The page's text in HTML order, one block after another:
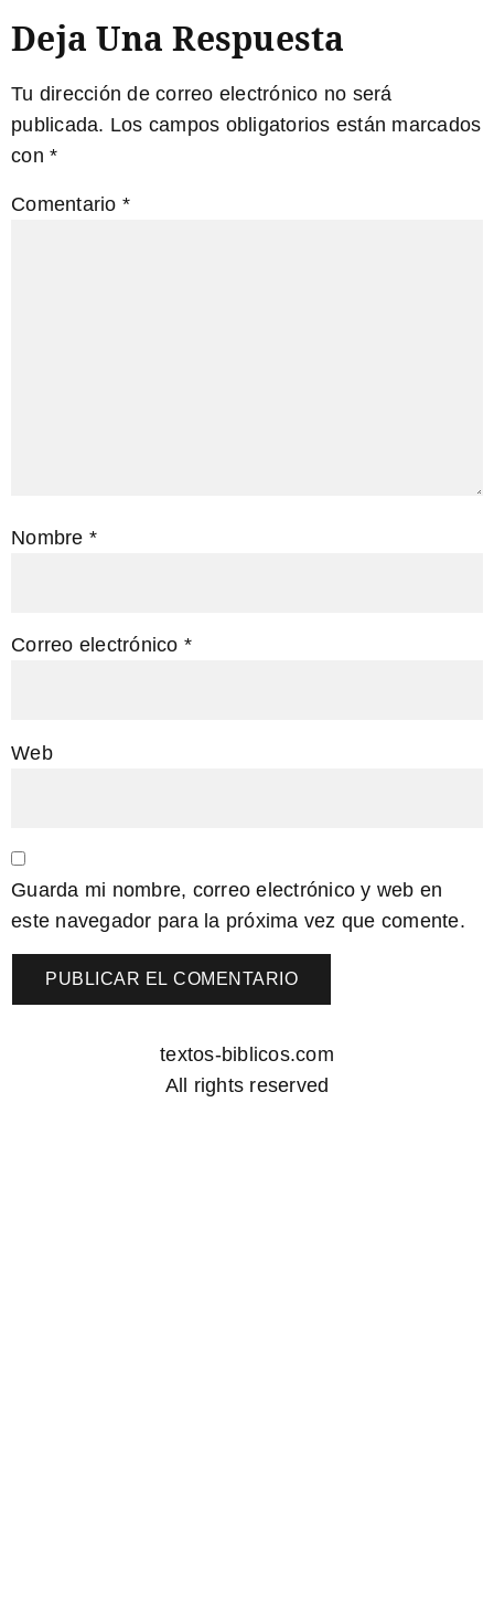
Deja Una Respuesta
Tu dirección de correo electrónico no será
publicada. Los campos obligatorios están marcados
con *
Comentario *
Nombre *
Correo electrónico *
Web
Guarda mi nombre, correo electrónico y web en
este navegador para la próxima vez que comente.
textos-biblicos.com
All rights reserved